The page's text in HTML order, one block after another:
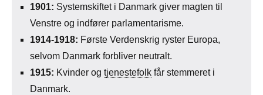
1901: Systemskiftet i Danmark giver magten til
Venstre og indfører parlamentarisme.
1914-1918: Første Verdenskrig ryster Europa,
selvom Danmark forbliver neutralt.
1915: Kvinder ogtjenestefolk får stemmeret i
Danmark.